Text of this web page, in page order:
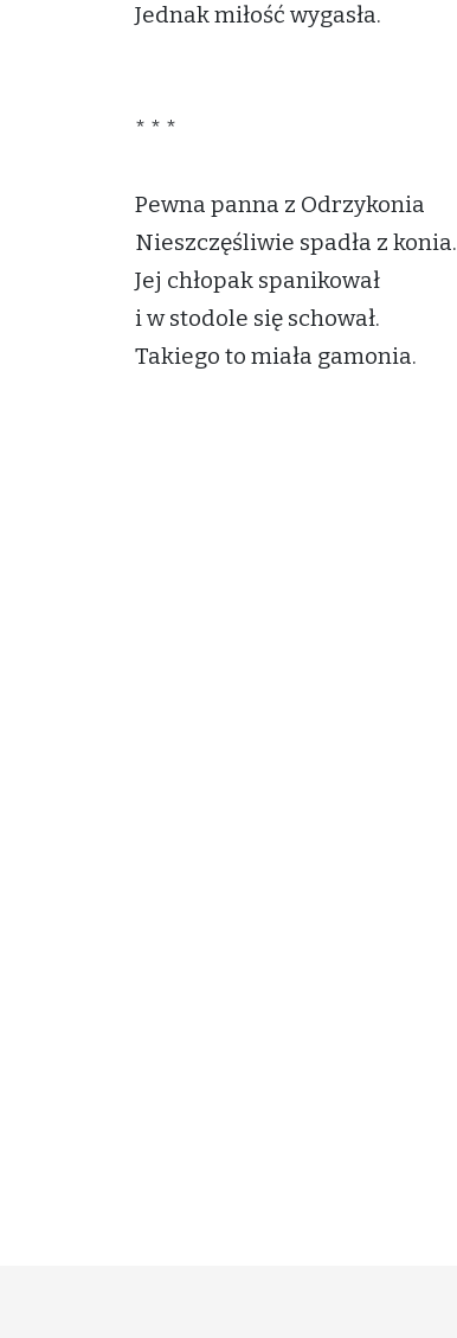
Jednak miłość wygasła.
* * *
Pewna panna z Odrzykonia
Nieszczęśliwie spadła z konia.
Jej chłopak spanikował
i w stodole się schował.
Takiego to miała gamonia.